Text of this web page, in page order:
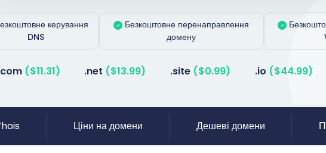
керування
DNS
Безкоштовне перенаправлення
домену
($11.31) .net ($13.99) .site ($0.99) .io ($44.99)
Ціни на домени Дешеві домени